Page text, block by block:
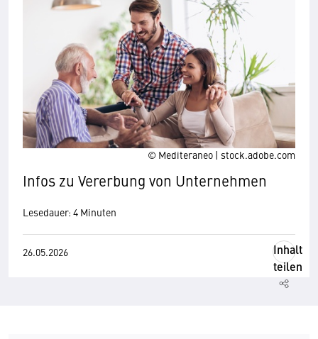
© Mediteraneo | stock.adobe.com
Infos zu Vererbung von Unternehmen
Lesedauer: 4 Minuten
26.05.2026
Inhalt
teilen